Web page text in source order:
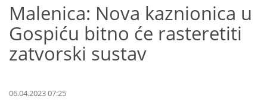
Malenica: Nova kaznionica u
Gospiću bitno će rasteretiti
zatvorski sustav
06.04.2023 07:25